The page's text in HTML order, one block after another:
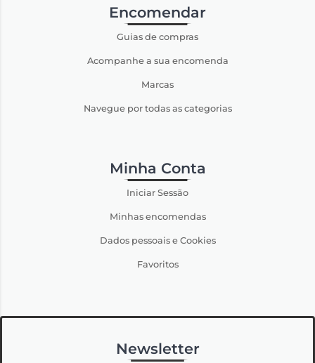
Encomendar
Guias de compras
Acompanhe a sua encomenda
Marcas
Navegue por todas as categorias
Minha Conta
Iniciar Sessão
Minhas encomendas
Dados pessoais e Cookies
Favoritos
Newsletter